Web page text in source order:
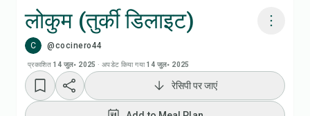
लोकुम (तुर्की डिलाइट)
C @cocinero44
प्रकाशित 14 जुल॰ 2025 ·अपडेट किया गया 14 जुल॰ 2025
Add to Meal Plan
रेसिपी पर जाएं